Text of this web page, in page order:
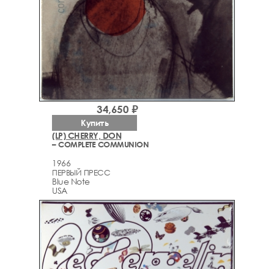
(LP) CHERRY, DON
– COMPLETE COMMUNION
1966
ПЕРВЫЙ ПРЕСС
Blue Note
USA
34,650 ₽
Купить